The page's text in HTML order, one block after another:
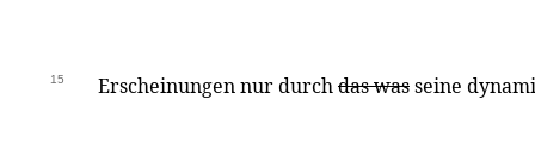
15 Erscheinungen nur durchdas wasseine